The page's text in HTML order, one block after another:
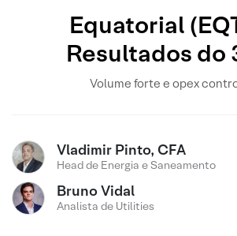
Equatorial
Resultados do
Volume forte e opex
Vladimir Pinto, CFA
Head de Energia e Saneamento
Bruno Vidal
Analista de Utilities